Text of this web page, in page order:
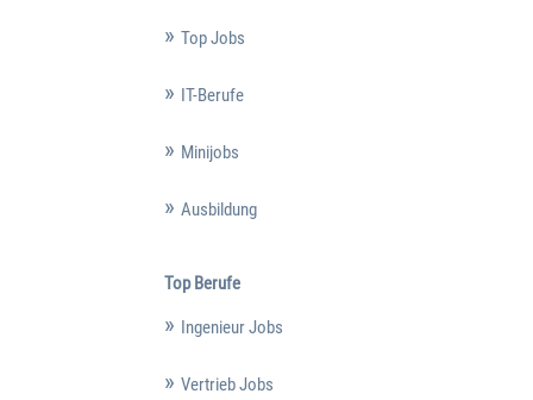
Top Jobs
IT-Berufe
Minijobs
Ausbildung
Top Berufe
Ingenieur Jobs
Vertrieb Jobs